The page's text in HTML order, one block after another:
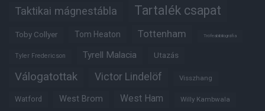
Taktikai mágnestábla Tartalék csapat
Toby Collyer Tom Heaton Tottenham Trófeabibliográfia
Tyler Fredericson Tyrell Malacia Utazás
Válogatottak Victor Lindelöf Visszhang
Watford West Brom West Ham Willy Kambwala